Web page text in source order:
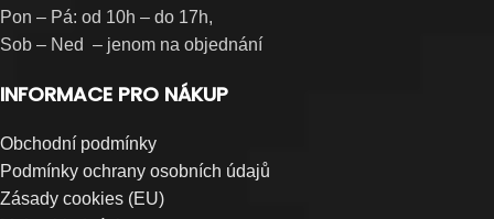
Pon – Pá: od 10h – do 17h,
Sob – Ned – jenom na objednání
INFORMACE PRO NÁKUP
Obchodní podmínky
Podmínky ochrany osobních údajů
Zásady cookies (EU)